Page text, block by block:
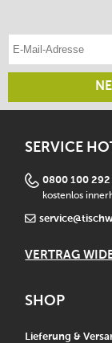
SERVICE
0800 100 292
kostenlos
VERTRAG
SHOP
Lieferung &